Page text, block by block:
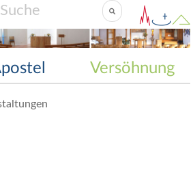
Versöhnung